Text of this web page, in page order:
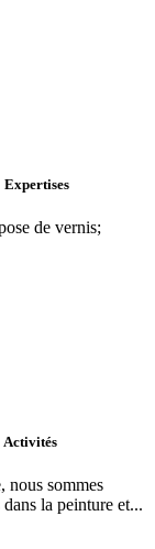
Expertises
de vernis;
Activités
nous sommes
la peinture et...